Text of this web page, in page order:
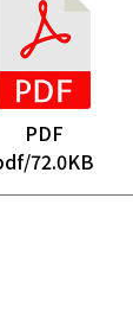
PDF
72.0KB